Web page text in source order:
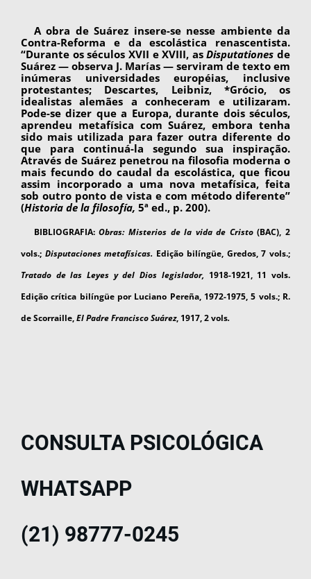
A obra de Suárez insere-se nesse ambiente da
Contra-Reforma e da escolástica renascentista.
“Durante os séculos XVII e XVIII, asDisputationes de
Suárez — observa J. Marías — serviram de texto em
inúmeras universidades eu­ropéias, inclusive
protestantes; Descartes, Leibniz, *Grócio, os
idealistas alemães a conhe­ceram e utilizaram.
Pode-se dizer que a Europa, durante dois séculos,
aprendeu metafísica com Suárez, embora tenha
sido mais utilizada para fazer outra diferente do
que para continuá-la se­gundo sua inspiração.
Através de Suárez pene­trou na filosofia moderna o
mais fecundo do cau­dal da escolástica, que ficou
assim incorporado a uma nova metafísica, feita
sob outro ponto de vista e com método diferente”
(Historia de la filosofía, 5ª ed., p. 200).
BIBLIOGRAFIA:Obras: Misterios de la vida de Cris­to(BAC), 2
vols.; Disputaciones metafísicas. Edição bilín­güe, Gredos, 7 vols.;
Tratado de las Leyes y del Dios legis­lador, 1918-1921, 11 vols.
Edição crítica bilíngüe por Luciano Pereña, 1972-1975, 5 vols.; R.
de Scorraille,El Padre Francisco Suárez, 1917, 2 vols.
CONSULTA PSICOLÓGICA
WHATSAPP
(21) 98777-0245